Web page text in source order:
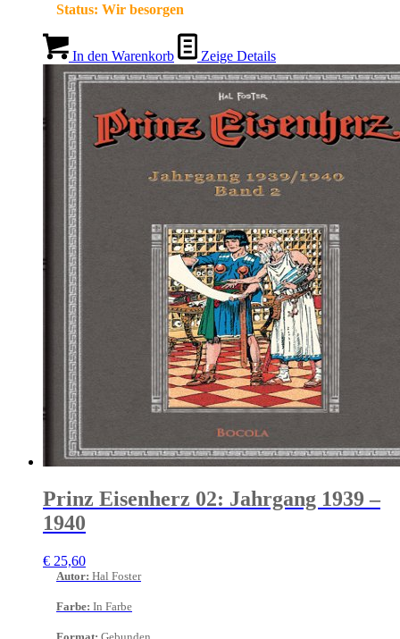
Status: Wir besorgen
In den Warenkorb Zeige Details
Prinz Eisenherz 02: Jahrgang 1939 –
1940
€ 25,60
Autor: Hal Foster
Farbe: In Farbe